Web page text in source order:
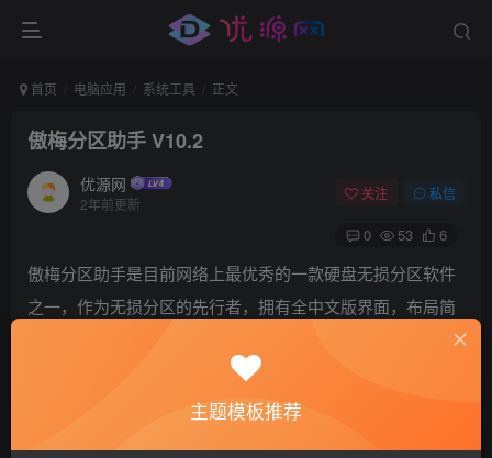
首页 电脑应用 系统工具 正文
傲梅分区助手 V10.2
优源网
2年前更新
关注 私信
0 53 6
傲梅分区助手是目前网络上最优秀的一款硬盘无损分区软件
之一，作为无损分区的先行者，拥有全中文版界面，布局简
单明了，支持用户进行无损数据地执行调整分区大小、快速
分区、分配空闲空间、复制分区与磁盘、合并与拆分分区、
恢复分区、迁移操作系统等操作，可以满足用户的所有分区
主题模板推荐